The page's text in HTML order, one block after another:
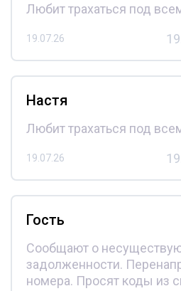
Любит трахаться под
19.07.26
Настя
Любит трахаться под
19.07.26
Гость
Сообщают о
задолженности.
номера. Просят коды из